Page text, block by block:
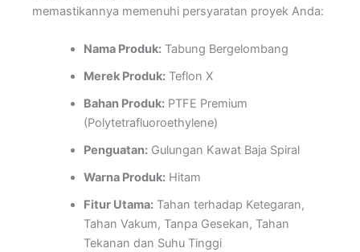
memastikannya memenuhi persyaratan proyek Anda:
Nama Produk:Tabung Bergelombang
Merek Produk:Teflon X
Bahan Produk:PTFE Premium
(Polytetrafluoroethylene)
Penguatan:Gulungan Kawat Baja Spiral
Warna Produk:Hitam
Fitur Utama:Tahan terhadap Ketegaran,
Tahan Vakum, Tanpa Gesekan, Tahan
Tekanan dan Suhu Tinggi